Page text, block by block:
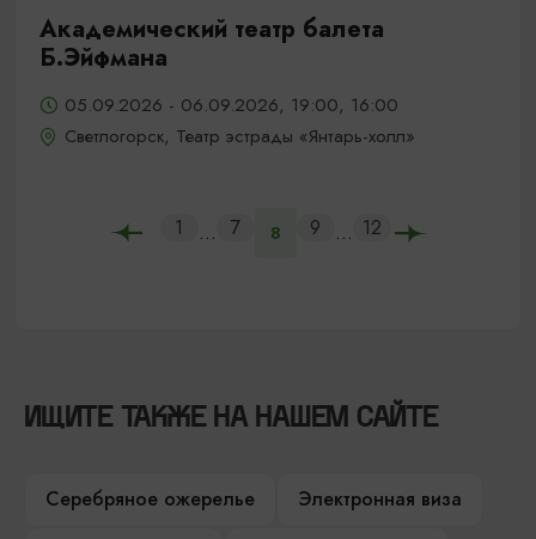
Академический театр балета
Б.Эйфмана
05.09.2026 - 06.09.2026, 19:00, 16:00
Светлогорск, Театр эстрады «Янтарь-холл»
1 ... 7 8 9 ... 12
ИЩИТЕ ТАКЖЕ НА НАШЕМ САЙТЕ
Серебряное ожерелье
Электронная виза